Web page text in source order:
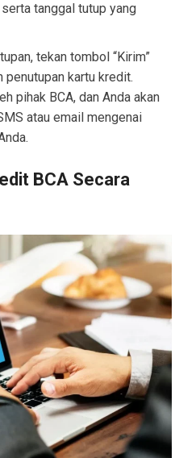
tanggal tutup yang
tekan tombol “Kirim”
penutupan kartu kredit.
pihak BCA, dan Anda akan
atau email mengenai
BCA Secara